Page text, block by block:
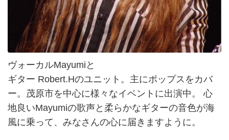
ヴォーカルMayumiと
ギター Robert.Hのユニット。主にポップスをカバ
ー。茂原市を中心に様々なイベントに出演中。 心
地良いMayumiの歌声と柔らかなギターの音色が海
風に乗って、みなさんの心に届きますように。